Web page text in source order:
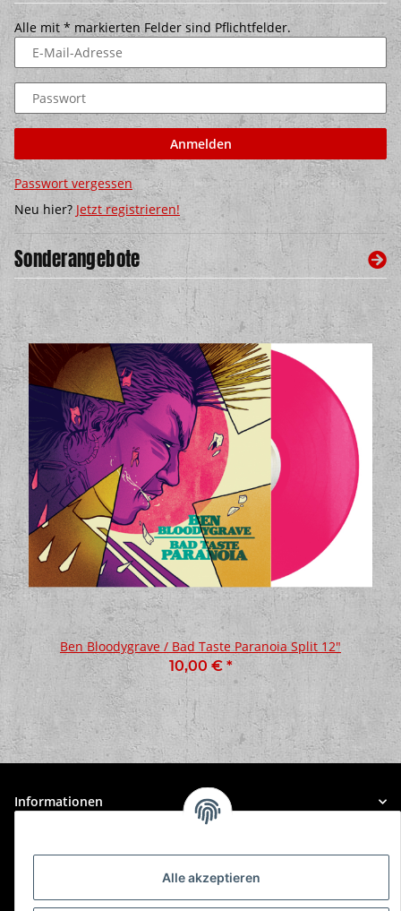
Alle mit * markierten Felder sind Pflichtfelder.
E-Mail-Adresse
Passwort
Anmelden
Passwort vergessen
Neu hier? Jetzt registrieren!
Sonderangebote
Ben Bloodygrave / Bad Taste Paranoia Split 12"
10,00 € *
Informationen
Alle akzeptieren